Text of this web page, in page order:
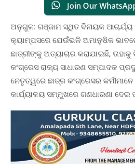
Join Our
ଅନୁଗୁଳ: ଗଞ୍ଜାମ ସ୍ଥିତ ବିନାୟକ ଆଚାର୍ଯ୍ୟ
କ୍ୟାମ୍ପସରେ ଯେଉଁଭଳି ଅମାନୁଷିକ
ଛାତ୍ରୀଙ୍କୁ ଅତ୍ୟାଚାର କରାଯାଇଛି,
କଂଗ୍ରେସ ରାଜ୍ୟ ସାଧାରଣ ସମ୍ପାଦକ
ନେତୃତ୍ୱରେ ଛାତ୍ର କଂଗ୍ରେସର
କାର୍ଯ୍ୟାଳୟ ସମ୍ମୁଖରେ ଗଣଧାରଣା ଦେଇ